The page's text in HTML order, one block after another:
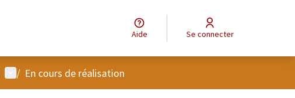
Aide Se connecter
Menu utilisateur
/ En cours de réalisation